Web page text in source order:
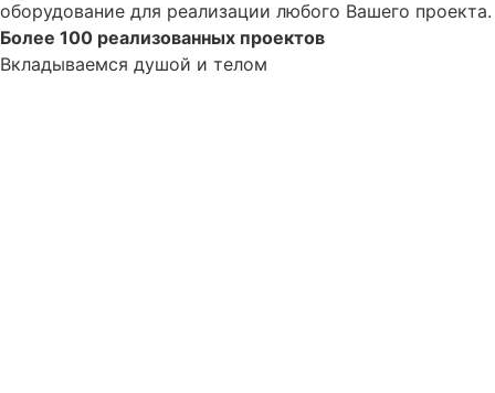
оборудование для реализации любого Вашего проекта.
Более 100 реализованных проектов
Вкладываемся душой и телом